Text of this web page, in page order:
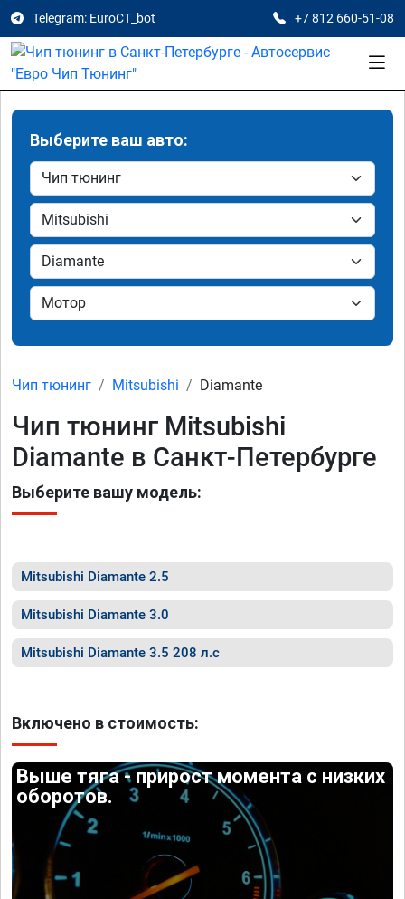
Telegram: EuroCT_bot +7 812 660-51-08
Выберите ваш авто:
Чип тюнинг Mitsubishi Diamante
Чип тюнинг Mitsubishi
Diamante в Санкт-Петербурге
Выберите вашу модель:
Mitsubishi Diamante 2.5
Mitsubishi Diamante 3.0
Mitsubishi Diamante 3.5 208 л.с
Включено в стоимость:
Выше тяга - прирост момента с низких
оборотов.